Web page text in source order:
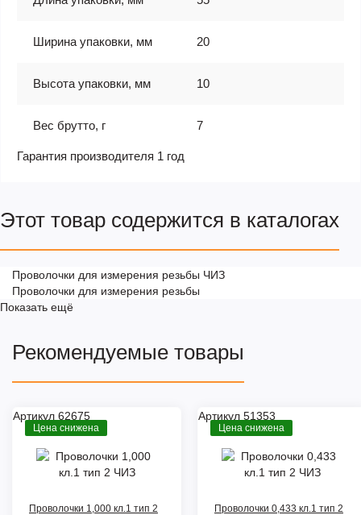
Ширина упаковки, мм 20
Высота упаковки, мм 10
Вес брутто, г 7
Гарантия производителя 1 год
Этот товар содержится в каталогах
Проволочки для измерения резьбы ЧИЗ
Проволочки для измерения резьбы
Показать ещё
Рекомендуемые товары
Артикул 62675
Цена снижена
Проволочки 1,000 кл.1 тип 2
Артикул 51353
Цена снижена
Проволочки 0,433 кл.1 тип 2